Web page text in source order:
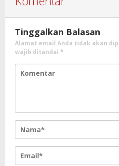
Tinggalkan Balasan
Alamat email Anda tidak akan
wajib ditandai *